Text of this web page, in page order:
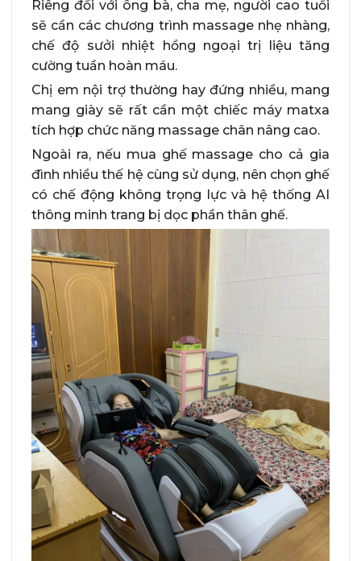
Riêng đối với ông bà, cha mẹ, người cao tuổi
sẽ cần các chương trình massage nhẹ nhàng,
chế độ sưởi nhiệt hồng ngoại trị liệu tăng
cường tuần hoàn máu.
Chị em nội trợ thường hay đứng nhiều, mang
mang giày sẽ rất cần một chiếc máy matxa
tích hợp chức năng massage chân nâng cao.
Ngoài ra, nếu mua ghế massage cho cả gia
đình nhiều thế hệ cùng sử dụng, nên chọn ghế
có chế động không trọng lực và hệ thống AI
thông minh trang bị dọc phần thân ghế.